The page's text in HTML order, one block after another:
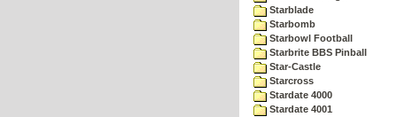
Starblade
Starbomb
Starbowl Football
Starbrite BBS Pinball
Star-Castle
Starcross
Stardate 4000
Stardate 4001